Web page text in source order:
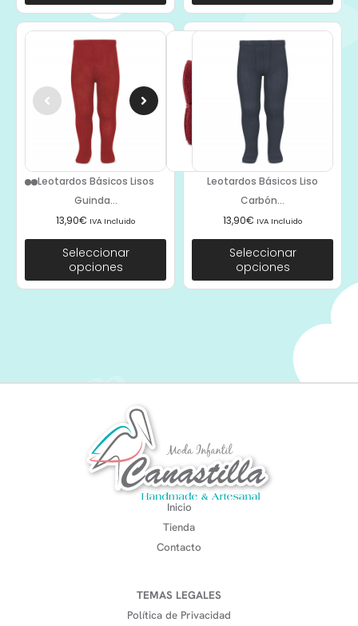
Leotardos Básicos Lisos
Guinda...
13,90€ IVA Incluido
Seleccionar
opciones
Leotardos Básicos Liso
Carbón...
13,90€ IVA Incluido
Seleccionar
opciones
Inicio
Tienda
Contacto
TEMAS LEGALES
Política de Privacidad